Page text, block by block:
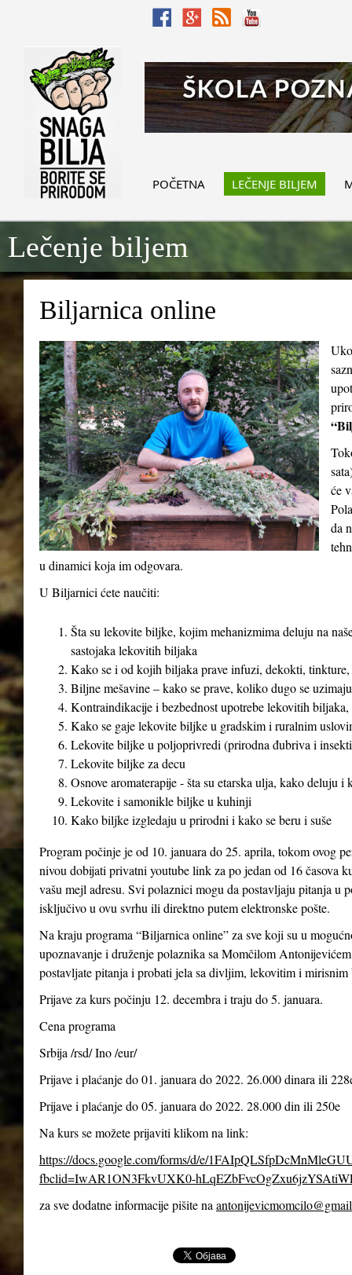
POČETNA LEČENJE BILJEM
Lečenje biljem
Biljarnica online
će
da
u dinamici koja im odgovara.
U Biljarnici ćete naučiti:
Šta su lekovite biljke, kojim mehanizmima deluju na
sastojaka lekovitih biljaka
Kako se i od kojih biljaka prave infuzi, dekokti,
Biljne mešavine – kako se prave, koliko dugo se uzimaju
Kontraindikacije i bezbednost upotrebe lekovitih
Kako se gaje lekovite biljke u gradskim i ruralnim
Lekovite biljke u poljoprivredi (prirodna đubriva i
Lekovite biljke za decu
Osnove aromaterapije - šta su etarska ulja, kako deluju
Lekovite i samonikle biljke u kuhinji
Kako biljke izgledaju u prirodni i kako se beru i suše
Program počinje je od 10. januara do 25. aprila, tokom ovog
nivou dobijati privatni youtube link za po jedan od 16 časova
vašu mejl adresu. Svi polaznici mogu da postavljaju pitanja u
isključivo u ovu svrhu ili direktno putem elektronske pošte.
Na kraju programa “Biljarnica online” za sve koji su u
upoznavanje i druženje polaznika sa Momčilom
postavljate pitanja i probati jela sa divljim, lekovitim i
Prijave za kurs počinju 12. decembra i traju do 5. januara.
Cena programa
Srbija /rsd/ Ino /eur/
Prijave i plaćanje do 01. januara do 2022. 26.000 dinara ili
Prijave i plaćanje do 05. januara do 2022. 28.000 din ili 250e
Na kurs se možete prijaviti klikom na link:
https://docs.google.com/forms/d/e/
fbclid=IwAR1ON3FkvUXK0-
za sve dodatne informacije pišite na